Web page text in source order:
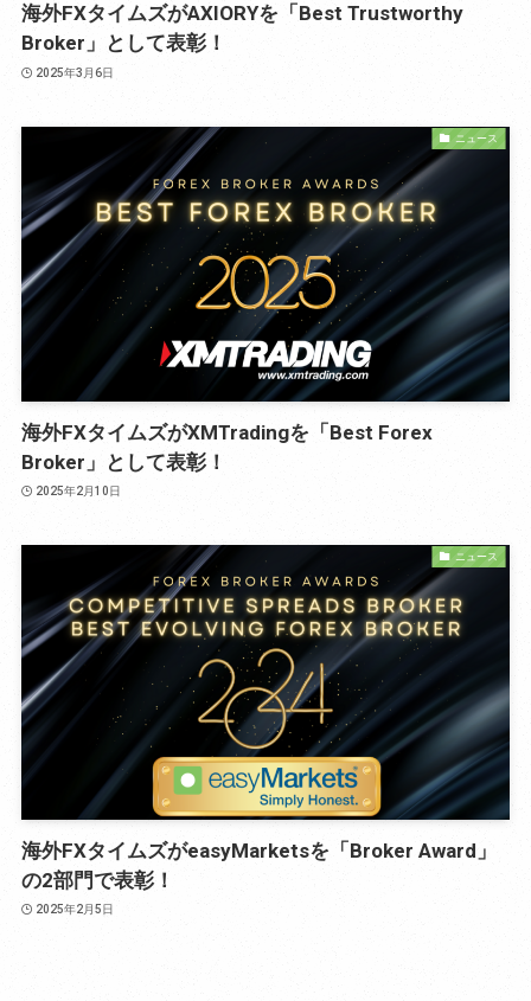
海外FXタイムズがAXIORYを「Best Trustworthy
Broker」として表彰！
2025年3月6日
ニュース
海外FXタイムズがXMTradingを「Best Forex
Broker」として表彰！
2025年2月10日
ニュース
海外FXタイムズがeasyMarketsを「Broker Award」
の2部門で表彰！
2025年2月5日